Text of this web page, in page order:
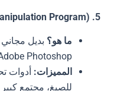
ما هو؟بديل مجاني
Adobe Photoshop.
المميزات:أدوات
للصيغ، مجتمع كبير